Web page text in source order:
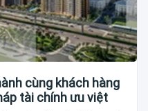
cùng khách hàng
tài chính ưu việt